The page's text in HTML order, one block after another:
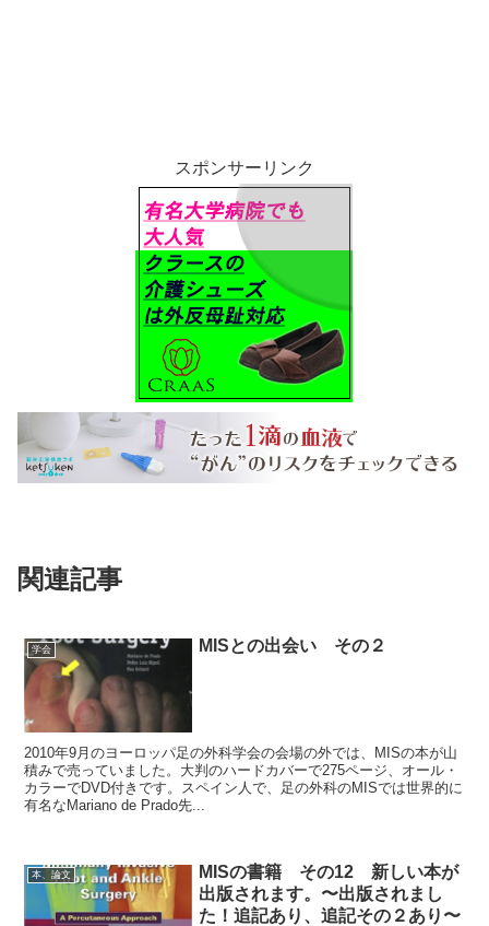
スポンサーリンク
関連記事
学会 MISとの出会い その２
2010年9月のヨーロッパ足の外科学会の会場の外では、MISの本が山
積みで売っていました。大判のハードカバーで275ページ、オール・
カラーでDVD付きです。スペイン人で、足の外科のMISでは世界的に
有名なMariano de Prado先...
本、論文
MISの書籍 その12 新しい本が
出版されます。〜出版されまし
た！追記あり、追記その２あり〜